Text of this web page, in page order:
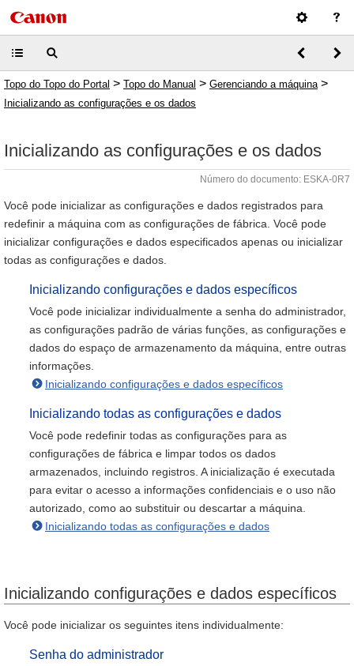
Topo do Topo do Portal > Topo do Manual > Gerenciando a máquina >
Inicializando as configurações e os dados
Inicializando as configurações e os dados
Número do documento: ESKA-0R7
Você pode inicializar as configurações e dados registrados para
redefinir a máquina com as configurações de fábrica. Você pode
inicializar configurações e dados especificados apenas ou inicializar
todas as configurações e dados.
Inicializando configurações e dados específicos
Você pode inicializar individualmente a senha do administrador,
as configurações padrão de várias funções, as configurações e
dados do espaço de armazenamento da máquina, entre outras
informações.
Inicializando configurações e dados específicos
Inicializando todas as configurações e dados
Você pode redefinir todas as configurações para as
configurações de fábrica e limpar todos os dados
armazenados, incluindo registros. A inicialização é executada
para evitar o acesso a informações confidenciais e o uso não
autorizado, como ao substituir ou descartar a máquina.
Inicializando todas as configurações e dados
Inicializando configurações e dados específicos
Você pode inicializar os seguintes itens individualmente:
Senha do administrador